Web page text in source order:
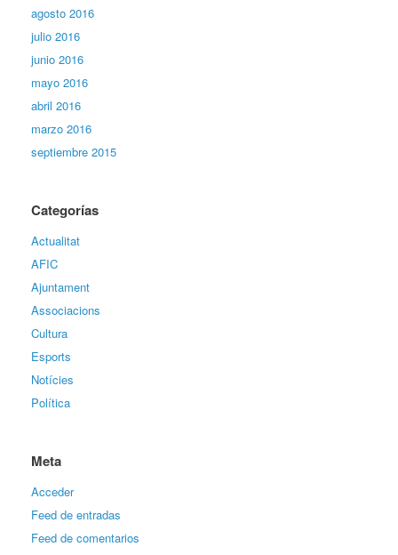
agosto 2016
julio 2016
junio 2016
mayo 2016
abril 2016
marzo 2016
septiembre 2015
Categorías
Actualitat
AFIC
Ajuntament
Associacions
Cultura
Esports
Notícies
Política
Meta
Acceder
Feed de entradas
Feed de comentarios